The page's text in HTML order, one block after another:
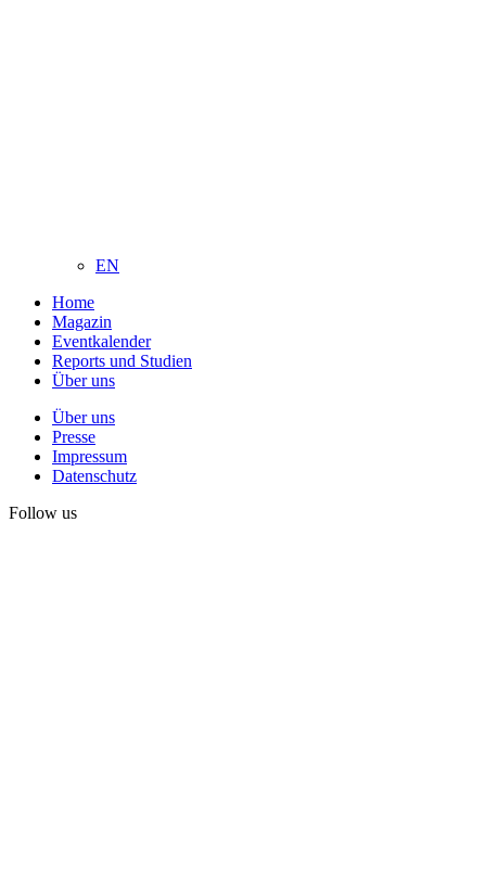
EN
Home
Magazin
Eventkalender
Reports und Studien
Über uns
Über uns
Presse
Impressum
Datenschutz
Follow us